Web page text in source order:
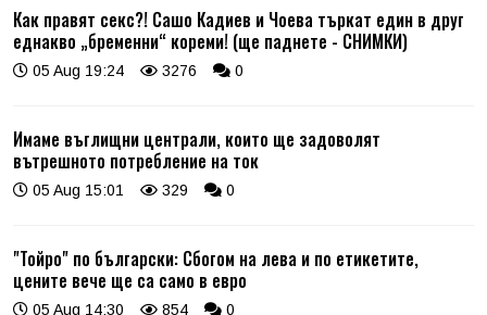
Как правят секс?! Сашо Кадиев и Чоева търкат един в друг
еднакво „бременни“ кореми! (ще паднете - СНИМКИ)
05 Aug 19:24 3276 0
Имаме въглищни централи, които ще задоволят
вътрешното потребление на ток
05 Aug 15:01 329 0
"Тойро" по български: Сбогом на лева и по етикетите,
цените вече ще са само в евро
05 Aug 14:30 854 0